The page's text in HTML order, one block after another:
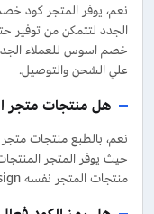
علي الشحن والتوصيل.
هل منتجات متجر
حيث يوفر المتجر
منتجات المتجر نفسه asos design.